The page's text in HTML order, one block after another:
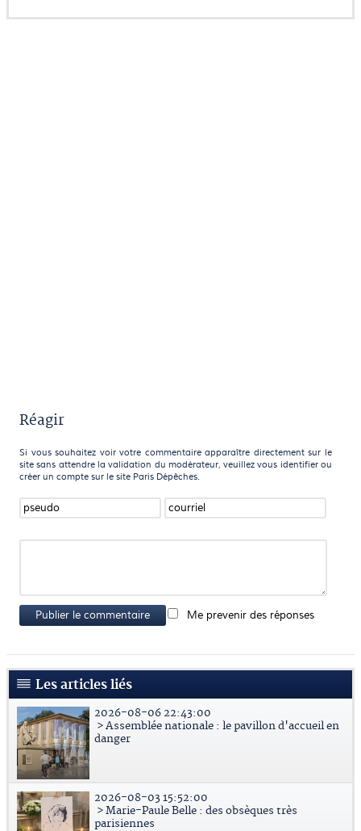
Réagir
Si vous souhaitez voir votre commentaire apparaître directement sur le
site sans attendre la validation du modérateur, veuillez vous identifier ou
créer un compte sur le site Paris Dépêches.
Publier le commentaire Me prevenir des réponses
Les articles liés
2026-08-06 22:43:00
> Assemblée nationale : le pavillon d'accueil en
danger
2026-08-03 15:52:00
> Marie-Paule Belle : des obsèques très
parisiennes